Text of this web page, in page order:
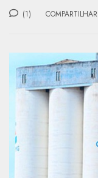
(1) COMPARTILHAR